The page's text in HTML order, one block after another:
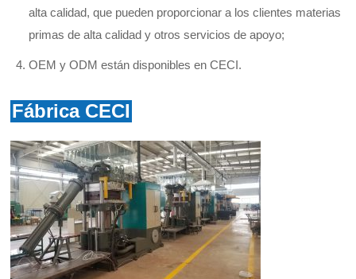
alta calidad, que pueden proporcionar a los clientes materias
primas de alta calidad y otros servicios de apoyo;
OEM y ODM están disponibles en CECI.
Fábrica CECI